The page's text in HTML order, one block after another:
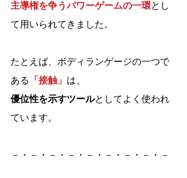
主導権を争うパワーゲームの一環とし
て用いられてきました。
たとえば、ボディランゲージの一つで
ある
「接触」 は、
優位性を示すツールとしてよく使われ
ています。
－・－・－・－・－・－・－・－・－